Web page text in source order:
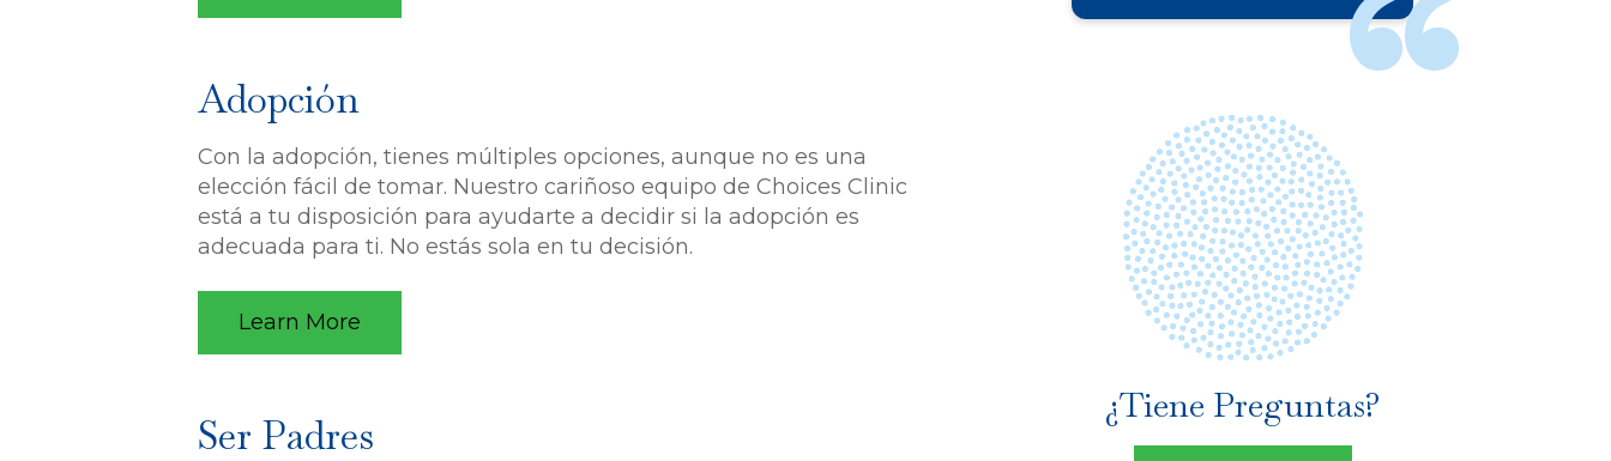
Adopción
Con la adopción, tienes múltiples opciones, aunque no es una
elección fácil de tomar. Nuestro cariñoso equipo de Choices Clinic
está a tu disposición para ayudarte a decidir si la adopción es
adecuada para ti. No estás sola en tu decisión.
Learn More
Ser Padres
¿Tiene Preguntas?